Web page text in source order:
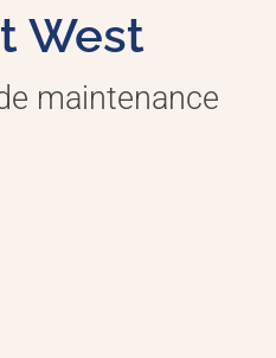
West
maintenance